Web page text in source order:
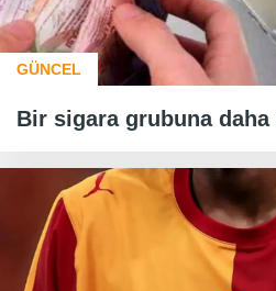
GÜNCEL
Bir sigara grubuna daha